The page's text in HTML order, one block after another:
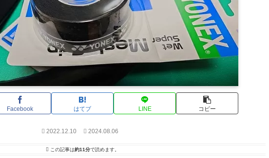
Facebook はてブ LINE コピー
2022.12.10 2024.08.06
この記事は約11分で読めます。